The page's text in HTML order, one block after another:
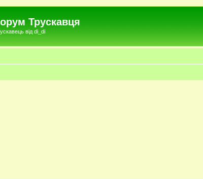
Трускавця
від di_di